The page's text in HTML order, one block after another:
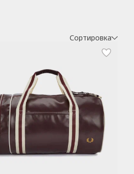
Сортировка